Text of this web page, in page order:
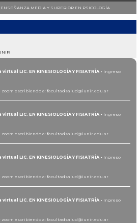
MEDIA Y SUPERIOR EN PSICOLOGÍA
LIC. EN KINESIOLOGÍA Y FISIATRÍA - Ingreso
zoom escribiendo a: facultadsalud@iunir.edu.ar
LIC. EN KINESIOLOGÍA Y FISIATRÍA - Ingreso
zoom escribiendo a: facultadsalud@iunir.edu.ar
LIC. EN KINESIOLOGÍA Y FISIATRÍA - Ingreso
zoom escribiendo a: facultadsalud@iunir.edu.ar
LIC. EN KINESIOLOGÍA Y FISIATRÍA - Ingreso
zoom escribiendo a: facultadsalud@iunir.edu.ar